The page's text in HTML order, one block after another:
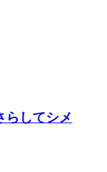
らしてシメ